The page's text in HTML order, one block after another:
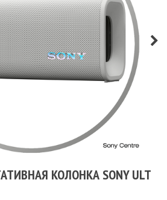
КОЛОНКА SONY ULT